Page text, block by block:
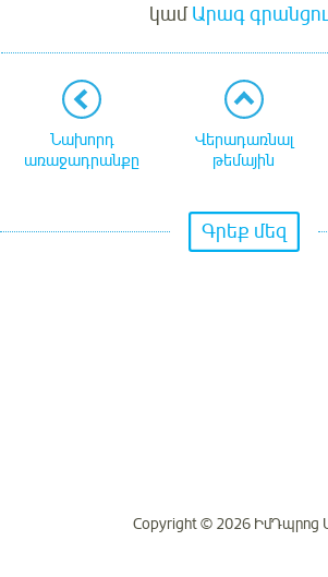
կամԱրագ
Նախորդ
առաջադրանքը
Վերադառնալ
թեմային
Գրեք մեզ
Copyright © 2026 ԻմԴպրոց